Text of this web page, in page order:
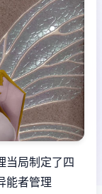
当局制定了四
能者管理